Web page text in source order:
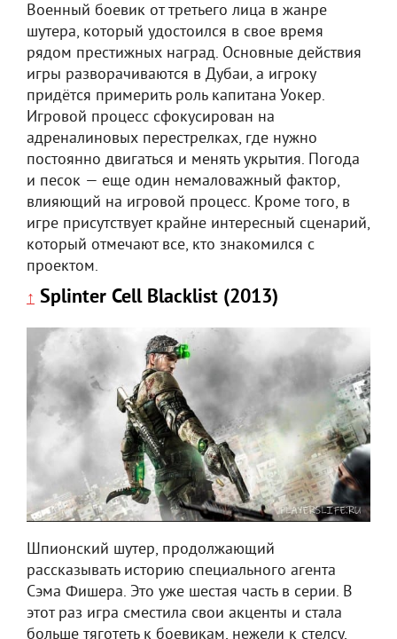
Военный боевик от третьего лица в жанре
шутера, который удостоился в свое время
рядом престижных наград. Основные действия
игры разворачиваются в Дубаи, а игроку
придётся примерить роль капитана Уокер.
Игровой процесс сфокусирован на
адреналиновых перестрелках, где нужно
постоянно двигаться и менять укрытия. Погода
и песок — еще один немаловажный фактор,
влияющий на игровой процесс. Кроме того, в
игре присутствует крайне интересный сценарий,
который отмечают все, кто знакомился с
проектом.
↑ Splinter Cell Blacklist (2013)
Шпионский шутер, продолжающий
рассказывать историю специального агента
Сэма Фишера. Это уже шестая часть в серии. В
этот раз игра сместила свои акценты и стала
больше тяготеть к боевикам, нежели к стелсу,